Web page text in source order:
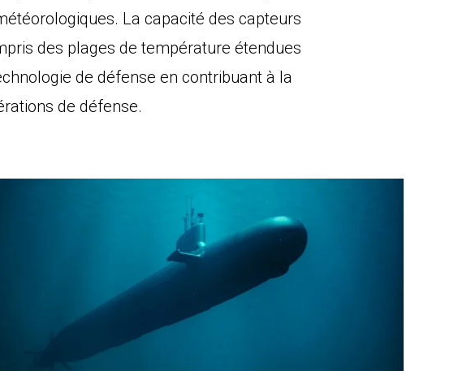
La capacité des capteurs
des plages de température étendues
de défense en contribuant à la
de défense.